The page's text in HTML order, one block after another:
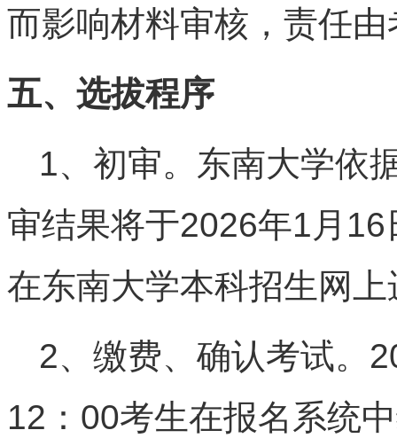
而影响材料审核，责任
五、选拔程序
1、初审。东南大学依
审结果将于2026年1月
在东南大学本科招生网
2、缴费、确认考试。
12：00考生在报名系统